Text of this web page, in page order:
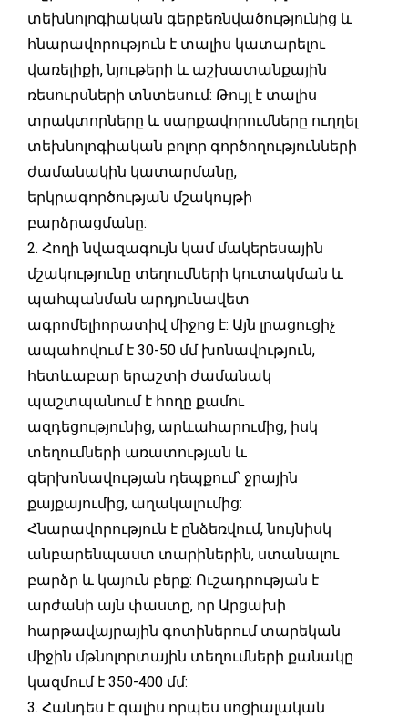
տեխնոլոգիական գերբեռնվածությունից և
հնարավորություն է տալիս կատարելու
վառելիքի, նյութերի և աշխատանքային
ռեսուրսների տնտեսում: Թույլ է տալիս
տրակտորները և սարքավորումները ուղղել
տեխնոլոգիական բոլոր գործողությունների
ժամանակին կատարմանը,
երկրագործության մշակույթի
բարձրացմանը:
2. Հողի նվազագույն կամ մակերեսային
մշակությունը տեղումների կուտակման և
պահպանման արդյունավետ
ագրոմելիորատիվ միջոց է: Այն լրացուցիչ
ապահովում է 30-50 մմ խոնավություն,
հետևաբար երաշտի ժամանակ
պաշտպանում է հողը քամու
ազդեցությունից, արևահարումից, իսկ
տեղումների առատության և
գերխոնավության դեպքում՝ ջրային
քայքայումից, աղակալումից:
Հնարավորություն է ընձեռվում, նույնիսկ
անբարենպաստ տարիներին, ստանալու
բարձր և կայուն բերք: Ուշադրության է
արժանի այն փաստը, որ Արցախի
հարթավայրային գոտիներում տարեկան
միջին մթնոլորտային տեղումների քանակը
կազմում է 350-400 մմ:
3. Հանդես է գալիս որպես սոցիալական